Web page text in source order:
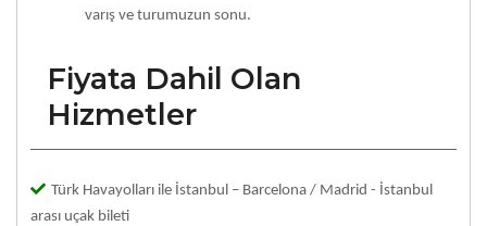
varış ve turumuzun sonu.
Fiyata Dahil Olan
Hizmetler
Türk Havayolları ile İstanbul – Barcelona / Madrid - İstanbul
arası uçak bileti